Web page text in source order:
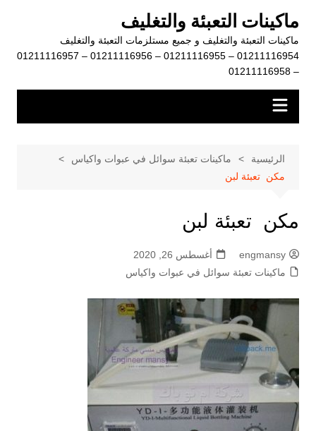
المحتوى
ماكينات التعبئة والتغليف
ماكينات التعبئة والتغليف و جميع مستلزمات التعبئة والتغليف
01211116954 – 01211116955 – 01211116956 – 01211116957
– 01211116958
الرئيسية
ماكينات تعبئة سوائل في عبوات واكياس
مكن تعبئة لبن
مكن تعبئة لبن
engmansy
أغسطس 26, 2020
ماكينات تعبئة سوائل في عبوات واكياس